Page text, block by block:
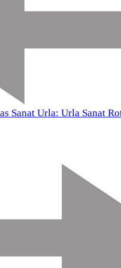
Sanat Urla: Urla Sanat